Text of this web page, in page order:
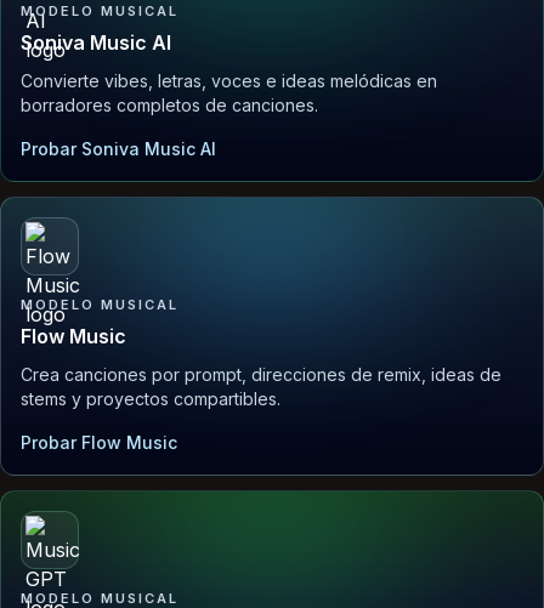
MODELO MUSICAL
Soniva Music AI
Convierte vibes, letras, voces e ideas melódicas en
borradores completos de canciones.
Probar Soniva Music AI
MODELO MUSICAL
Flow Music
Crea canciones por prompt, direcciones de remix, ideas de
stems y proyectos compartibles.
Probar Flow Music
MODELO MUSICAL